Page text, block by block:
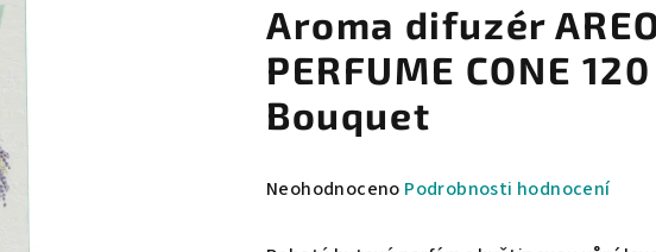
Aroma difuzér
PERFUME CONE
Bouquet
Průměrné
produktu
Neohodnoceno Podrobnosti hodnocení